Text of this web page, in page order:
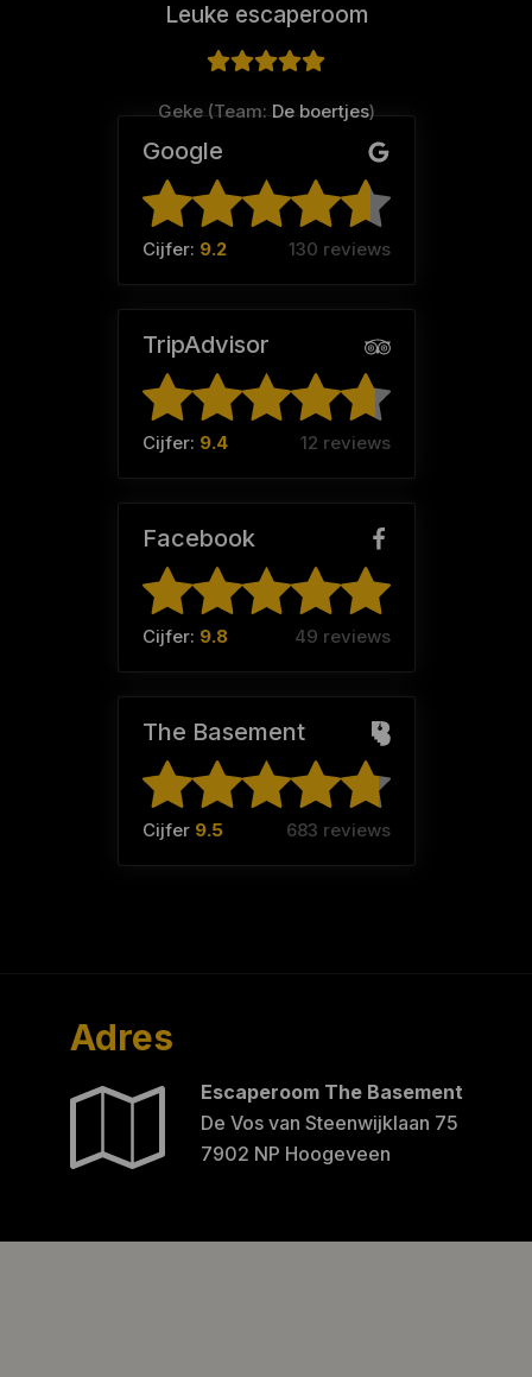
Leuke escaperoom
Geke (Team: De boertjes)
Google
Cijfer: 9.2 130 reviews
TripAdvisor
Cijfer: 9.4 12 reviews
Facebook
Cijfer: 9.8 49 reviews
The Basement
Cijfer 9.5 683 reviews
Adres
Escaperoom The Basement
De Vos van Steenwijklaan 75
7902 NP Hoogeveen